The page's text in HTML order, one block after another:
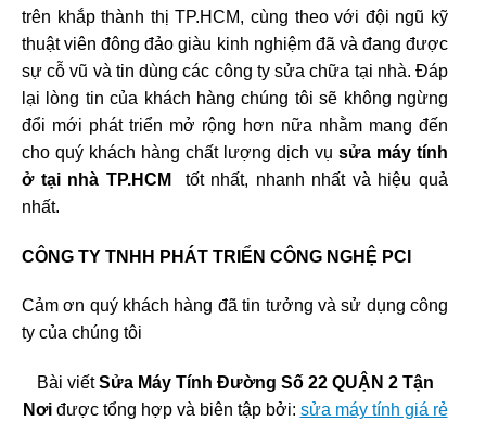
trên khắp thành thị TP.HCM, cùng theo với đội ngũ kỹ
thuật viên đông đảo giàu kinh nghiệm đã và đang được
sự cỗ vũ và tin dùng các công ty sửa chữa tại nhà. Đáp
lại lòng tin của khách hàng chúng tôi sẽ không ngừng
đổi mới phát triển mở rộng hơn nữa nhằm mang đến
cho quý khách hàng chất lượng dịch vụ sửa máy tính
ở tại nhà TP.HCM
tốt nhất, nhanh nhất và hiệu quả
nhất.
CÔNG TY TNHH PHÁT TRIỂN CÔNG NGHỆ PCI
Cảm ơn quý khách hàng đã tin tưởng và sử dụng công
ty của chúng tôi
Bài viếtSửa Máy Tính Đường Số 22 QUẬN 2 Tận
Nơi được tổng hợp và biên tập bởi: sửa máy tính giá rẻ